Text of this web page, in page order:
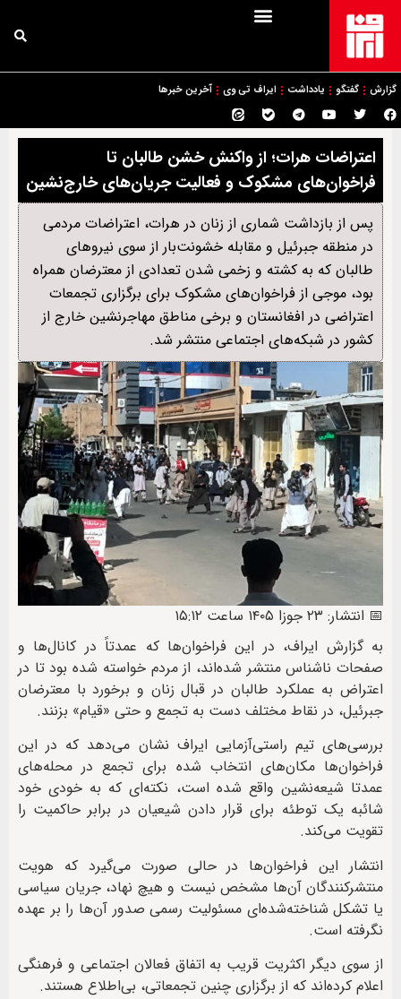
گزارش گفتگو یادداشت ایراف تی وی آخرین خبرها
اعتراضات هرات؛ از واکنش خشن طالبان تا
فراخوان‌های مشکوک و فعالیت جریان‌های خارج‌نشین
پس از بازداشت شماری از زنان در هرات، اعتراضات مردمی
در منطقه جبرئیل و مقابله خشونت‌بار از سوی نیروهای
طالبان که به کشته و زخمی شدن تعدادی از معترضان همراه
بود، موجی از فراخوان‌های مشکوک برای برگزاری تجمعات
اعتراضی در افغانستان و برخی مناطق مهاجرنشین خارج از
کشور در شبکه‌های اجتماعی منتشر شد.
📅 انتشار: ۲۳ جوزا ۱۴۰۵ ساعت ۱۵:۱۲
به گزارش ایراف، در این فراخوان‌ها که عمدتاً در کانال‌ها و
صفحات ناشناس منتشر شده‌اند، از مردم خواسته‌ شده بود تا در
اعتراض به عملکرد طالبان در قبال زنان و برخورد با معترضان
جبرئیل، در نقاط مختلف دست به تجمع و حتی «قیام» بزنند.
بررسی‌های تیم راستی‌آزمایی ایراف نشان می‌دهد که در این
فراخوان‌ها مکان‌های انتخاب شده برای تجمع در محله‌های
عمدتا شیعه‌‌‌نشین واقع شده است، نکته‌ای که به خودی خود
شائبه یک توطئه برای قرار دادن شیعیان در برابر حاکمیت را
تقویت می‌کند.
انتشار این فراخوان‌ها در حالی صورت می‌گیرد که هویت
منتشرکنندگان آن‌ها مشخص نیست و هیچ نهاد، جریان سیاسی
یا تشکل شناخته‌شده‌ای مسئولیت رسمی صدور آن‌ها را بر عهده
نگرفته است.
از سوی دیگر اکثریت قریب به اتفاق فعالان اجتماعی و فرهنگی
اعلام کرده‌اند که از برگزاری چنین تجمعاتی، بی‌اطلاع هستند.